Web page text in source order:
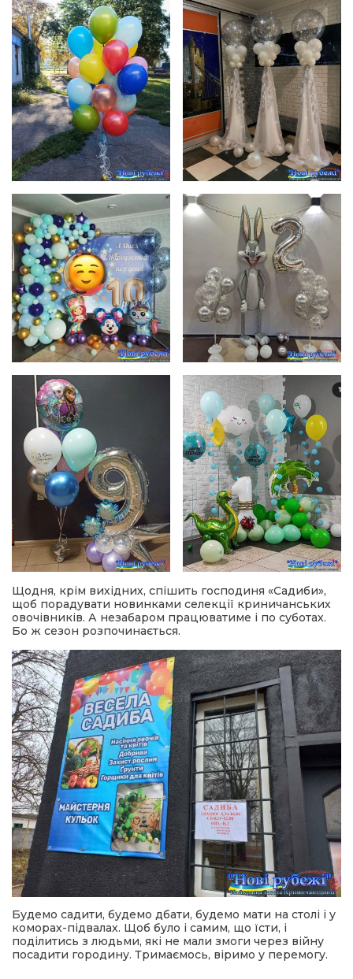
Щодня, крім вихідних, спішить господиня «Садиби»,
щоб порадувати новинками селекції криничанських
овочівників. А незабаром працюватиме і по суботах.
Бо ж сезон розпочинається.
Будемо садити, будемо дбати, будемо мати на столі і у
коморах-підвалах. Щоб було і самим, що їсти, і
поділитись з людьми, які не мали змоги через війну
посадити городину. Тримаємось, віримо у перемогу.